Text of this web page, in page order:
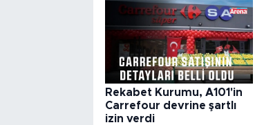
Rekabet Kurumu, A101'in
Carrefour devrine şartlı
izin verdi